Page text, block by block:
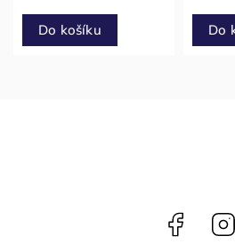
Do košíku Do
Facebook